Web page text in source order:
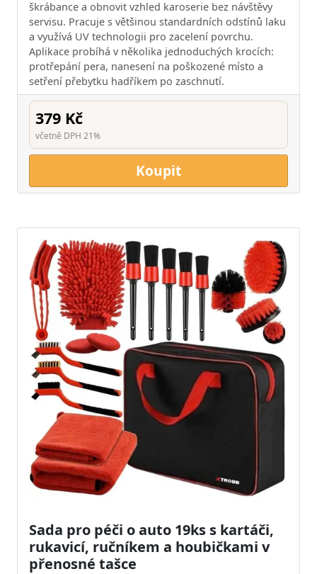
škrábance a obnovit vzhled karoserie bez návštěvy
servisu. Pracuje s většinou standardních odstínů laku
a využívá UV technologii pro zacelení povrchu.
Aplikace probíhá v několika jednoduchých krocích:
protřepání pera, nanesení na poškozené místo a
setření přebytku hadříkem po zaschnutí.
379 Kč
včetně DPH 21%
Koupit
Sada pro péči o auto 19ks s kartáči,
rukavicí, ručníkem a houbičkami v
přenosné tašce